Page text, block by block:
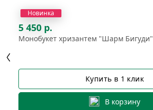
Новинка
5 450 р.
Монобукет хризантем "Шарм Бигуди"
Купить в 1 клик
В корзину